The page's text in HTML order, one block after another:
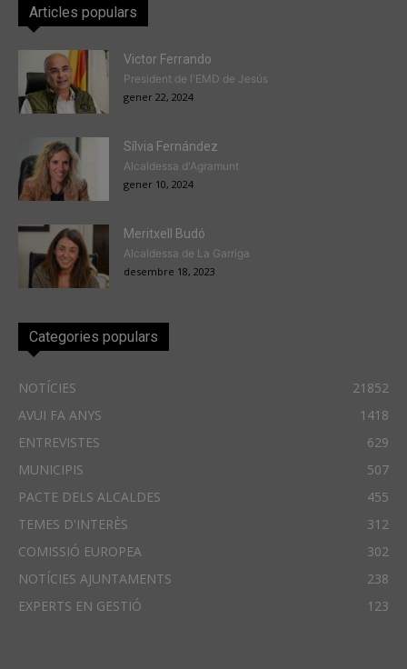
Articles populars
Victor Ferrando
President de l'EMD de Jesús
gener 22, 2024
Sílvia Fernández
Alcaldessa d'Agramunt
gener 10, 2024
Meritxell Budó
Alcaldessa de La Garriga
desembre 18, 2023
Categories populars
NOTÍCIES
21852
AVUI FA ANYS
1418
ENTREVISTES
629
MUNICIPIS
507
PACTE DELS ALCALDES
455
TEMES D'INTERÈS
312
COMISSIÓ EUROPEA
302
NOTÍCIES AJUNTAMENTS
238
EXPERTS EN GESTIÓ
123